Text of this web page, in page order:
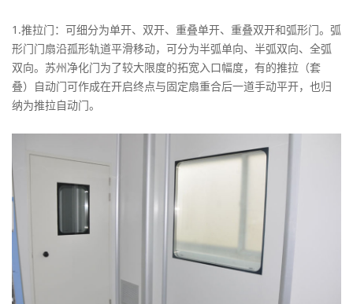
1.推拉门：可细分为单开、双开、重叠单开、重叠双开和弧形门。弧
形门门扇沿孤形轨道平滑移动，可分为半弧单向、半弧双向、全弧
双向。苏州净化门为了较大限度的拓宽入口幅度，有的推拉（套
叠）自动门可作成在开启终点与固定扇重合后一道手动平开，也归
纳为推拉自动门。